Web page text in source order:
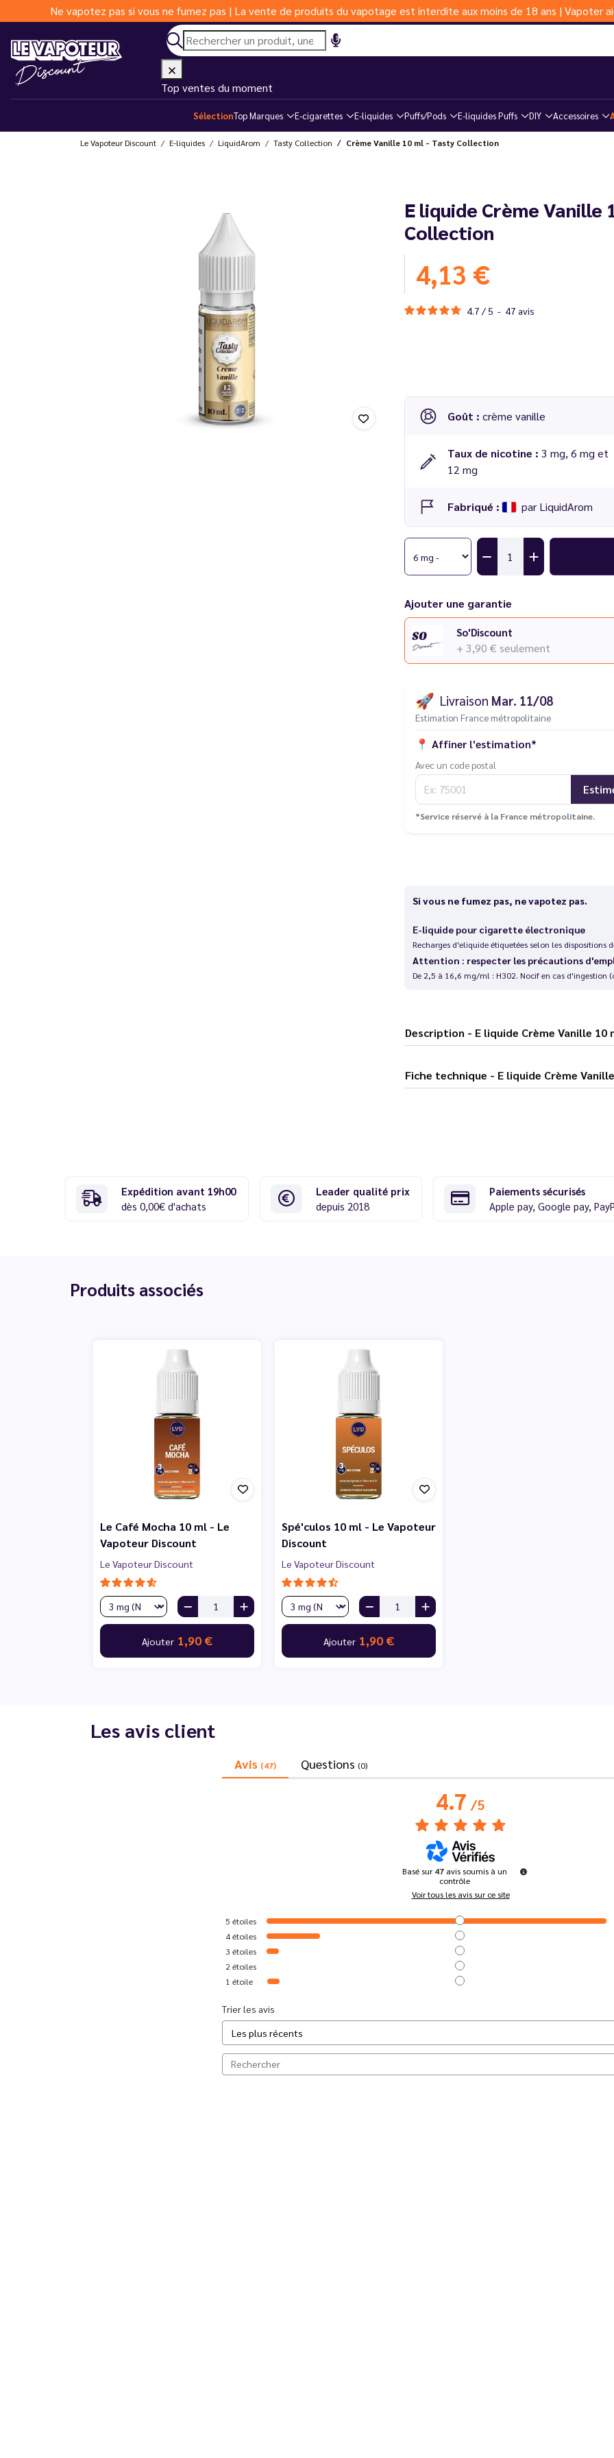
Ne vapotez pas si vous ne fumez pas | La vente de produits du vapotage est interdite aux moins de 18 ans | Vapoter
Top ventes du moment
SélectionTop Marques E-cigarettes E-liquides Puffs/Pods E-liquides Puffs DIY Accessoires
Le Vapoteur Discount E-liquides LiquidArom Tasty Collection Crème Vanille 10 ml - Tasty Collection
E liquide Crème Vanille
Collection
4,13 €
4.7 / 5 - 47 avis
Goût : crème vanille
Taux de nicotine : 3 mg, 6 mg et
12 mg
Fabriqué : par LiquidArom
Ajouter une garantie
So'Discount
+ 3,90 € seulement
🚀 Livraison Mar. 11/08
Estimation France métropolitaine
📍 Affiner l'estimation*
Avec un code postal
*Service réservé à la France métropolitaine.
Si vous ne fumez pas, ne vapotez pas.
E-liquide pour cigarette électronique
Recharges d'eliquide étiquetées selon les
Attention : respecter les précautions
De 2,5 à 16,6 mg/ml : H302. Nocif en cas d'ingestion
Description - E liquide Crème
Fiche technique - E liquide
Expédition avant 19h00
dès 0,00€ d'achats
Leader qualité prix
depuis 2018
Paiements sécurisés
Apple pay, Google pay,
Produits associés
Le Café Mocha 10 ml - Le
Vapoteur Discount
Le Vapoteur Discount
Ajouter 1,90 €
Spé'culos 10 ml - Le Vapoteur
Discount
Le Vapoteur Discount
Ajouter 1,90 €
Les avis client
Avis (47) Questions (0)
4.7/5
Basé sur47 avis soumis à un
contrôle
Voir tous les avis sur ce site
5 étoiles
4étoiles
3 étoiles
2 étoiles
1 étoile
Trier les avis